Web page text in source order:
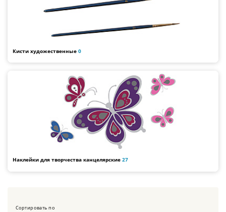
Кисти художественные0
Наклейки для творчества канцелярские27
Сортировать по